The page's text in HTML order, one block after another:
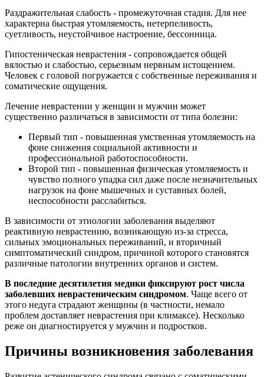
Раздражительная слабость - промежуточная стадия. Для нее
характерна быстрая утомляемость, нетерпеливость,
суетливость, неустойчивое настроение, бессонница.
Гипостеническая неврастения - сопровождается общей
вялостью и слабостью, серьезным нервным истощением.
Человек с головой погружается с собственные переживания и
соматические ощущения.
Лечение неврастении у женщин и мужчин может
существенно различаться в зависимости от типа болезни:
Первый тип - повышенная умственная утомляемость на
фоне снижения социальной активности и
профессиональной работоспособности.
Второй тип - повышенная физическая утомляемость и
чувство полного упадка сил даже после незначительных
нагрузок на фоне мышечных и суставных болей,
неспособности расслабиться.
В зависимости от этиологии заболевания выделяют
реактивную неврастению, возникающую из-за стресса,
сильных эмоциональных переживаний, и вторичный
симптоматический синдром, причиной которого становятся
различные патологии внутренних органов и систем.
В последние десятилетия медики фиксируют рост числа
заболевших неврастеническим синдромом. Чаще всего от
этого недуга страдают женщины (в частности, немало
проблем доставляет неврастения при климаксе). Несколько
реже он диагностируется у мужчин и подростков.
Причины возникновения заболевания